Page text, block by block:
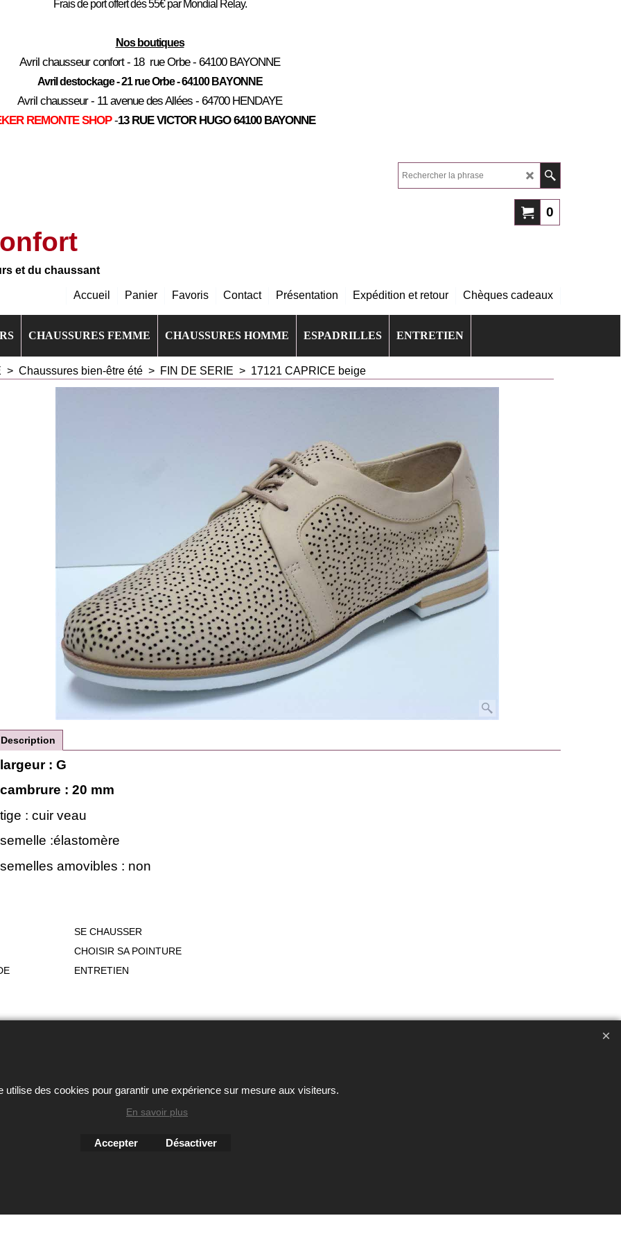
Frais de port offert dès 55€ par Mondial Relay.
Nos boutiques
Avril chausseur confort - 18 rue Orbe - 64100 BAYONNE
Avril destockage - 21 rue Orbe - 64100 BAYONNE
Avril chausseur - 11 avenue des Allées - 64700 HENDAYE
REMONTE SHOP -13 RUE VICTOR HUGO 64100 BAYONNE
et du chaussant
0
Accueil Panier Favoris Contact Présentation Expédition et retour Chèques cadeaux
CHAUSSURES FEMME CHAUSSURES HOMME ESPADRILLES ENTRETIEN
> Chaussures bien-être été > FIN DE SERIE > 17121 CAPRICE beige
Description
largeur : G
cambrure : 20 mm
tige : cuir veau
semelle :élastomère
semelles amovibles : non
SE CHAUSSER
CHOISIR SA POINTURE
ENTRETIEN
avec le logiciel
eCommerce ShopFactory
utilise des cookies pour garantir une expérience sur mesure aux visiteurs.
En savoir plus
Accepter Désactiver